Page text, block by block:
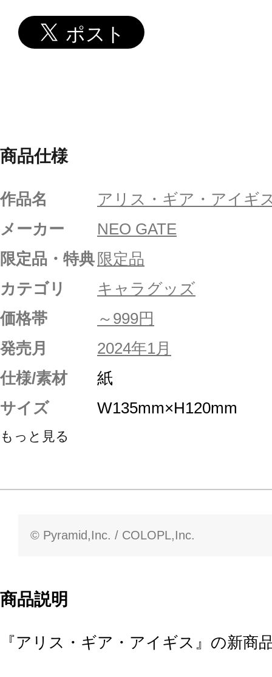
商品仕様
作品名
アリス・ギア・アイギ
メーカー
NEO GATE
限定品・特典 限定品
カテゴリ
キャラグッズ
価格帯
～999円
発売月
2024年1月
仕様/素材
紙
サイズ
W135mm×H120mm
もっと見る
© Pyramid,Inc. / COLOPL,Inc.
商品説明
『アリス・ギア・アイギス』の新商